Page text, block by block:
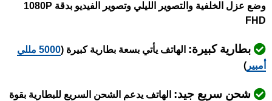
وضع عزل الخلفية والتصوير الليلي وتصوير الفيديو بدقة 1080P
FHD
بطارية كبيرة: الهاتف يأتي بسعة بطارية كبيرة (
5000 مللي
أمبير )
شحن سريع جيد: الهاتف يدعم الشحن السريع للبطارية بقوة